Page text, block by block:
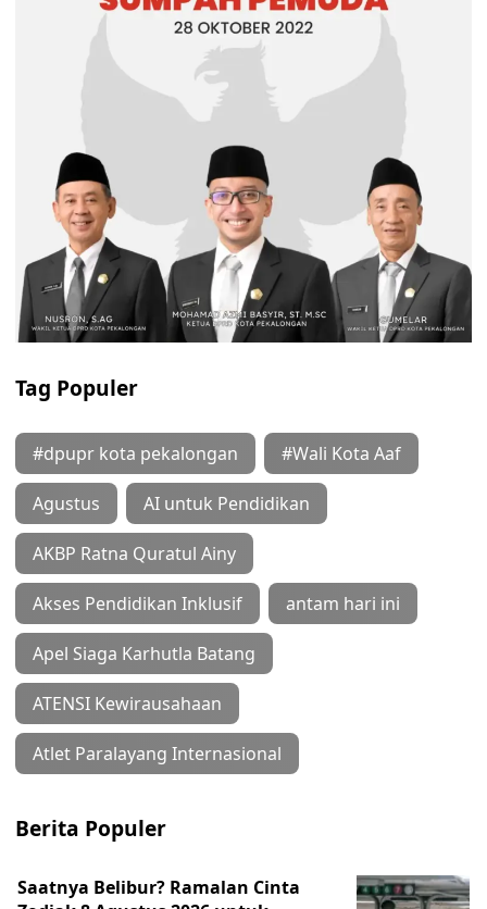
Tag Populer
#dpupr kota pekalongan #Wali Kota Aaf
Agustus AI untuk Pendidikan
AKBP Ratna Quratul Ainy
Akses Pendidikan Inklusif antam hari ini
Apel Siaga Karhutla Batang
ATENSI Kewirausahaan
Atlet Paralayang Internasional
Berita Populer
Saatnya Belibur? Ramalan Cinta